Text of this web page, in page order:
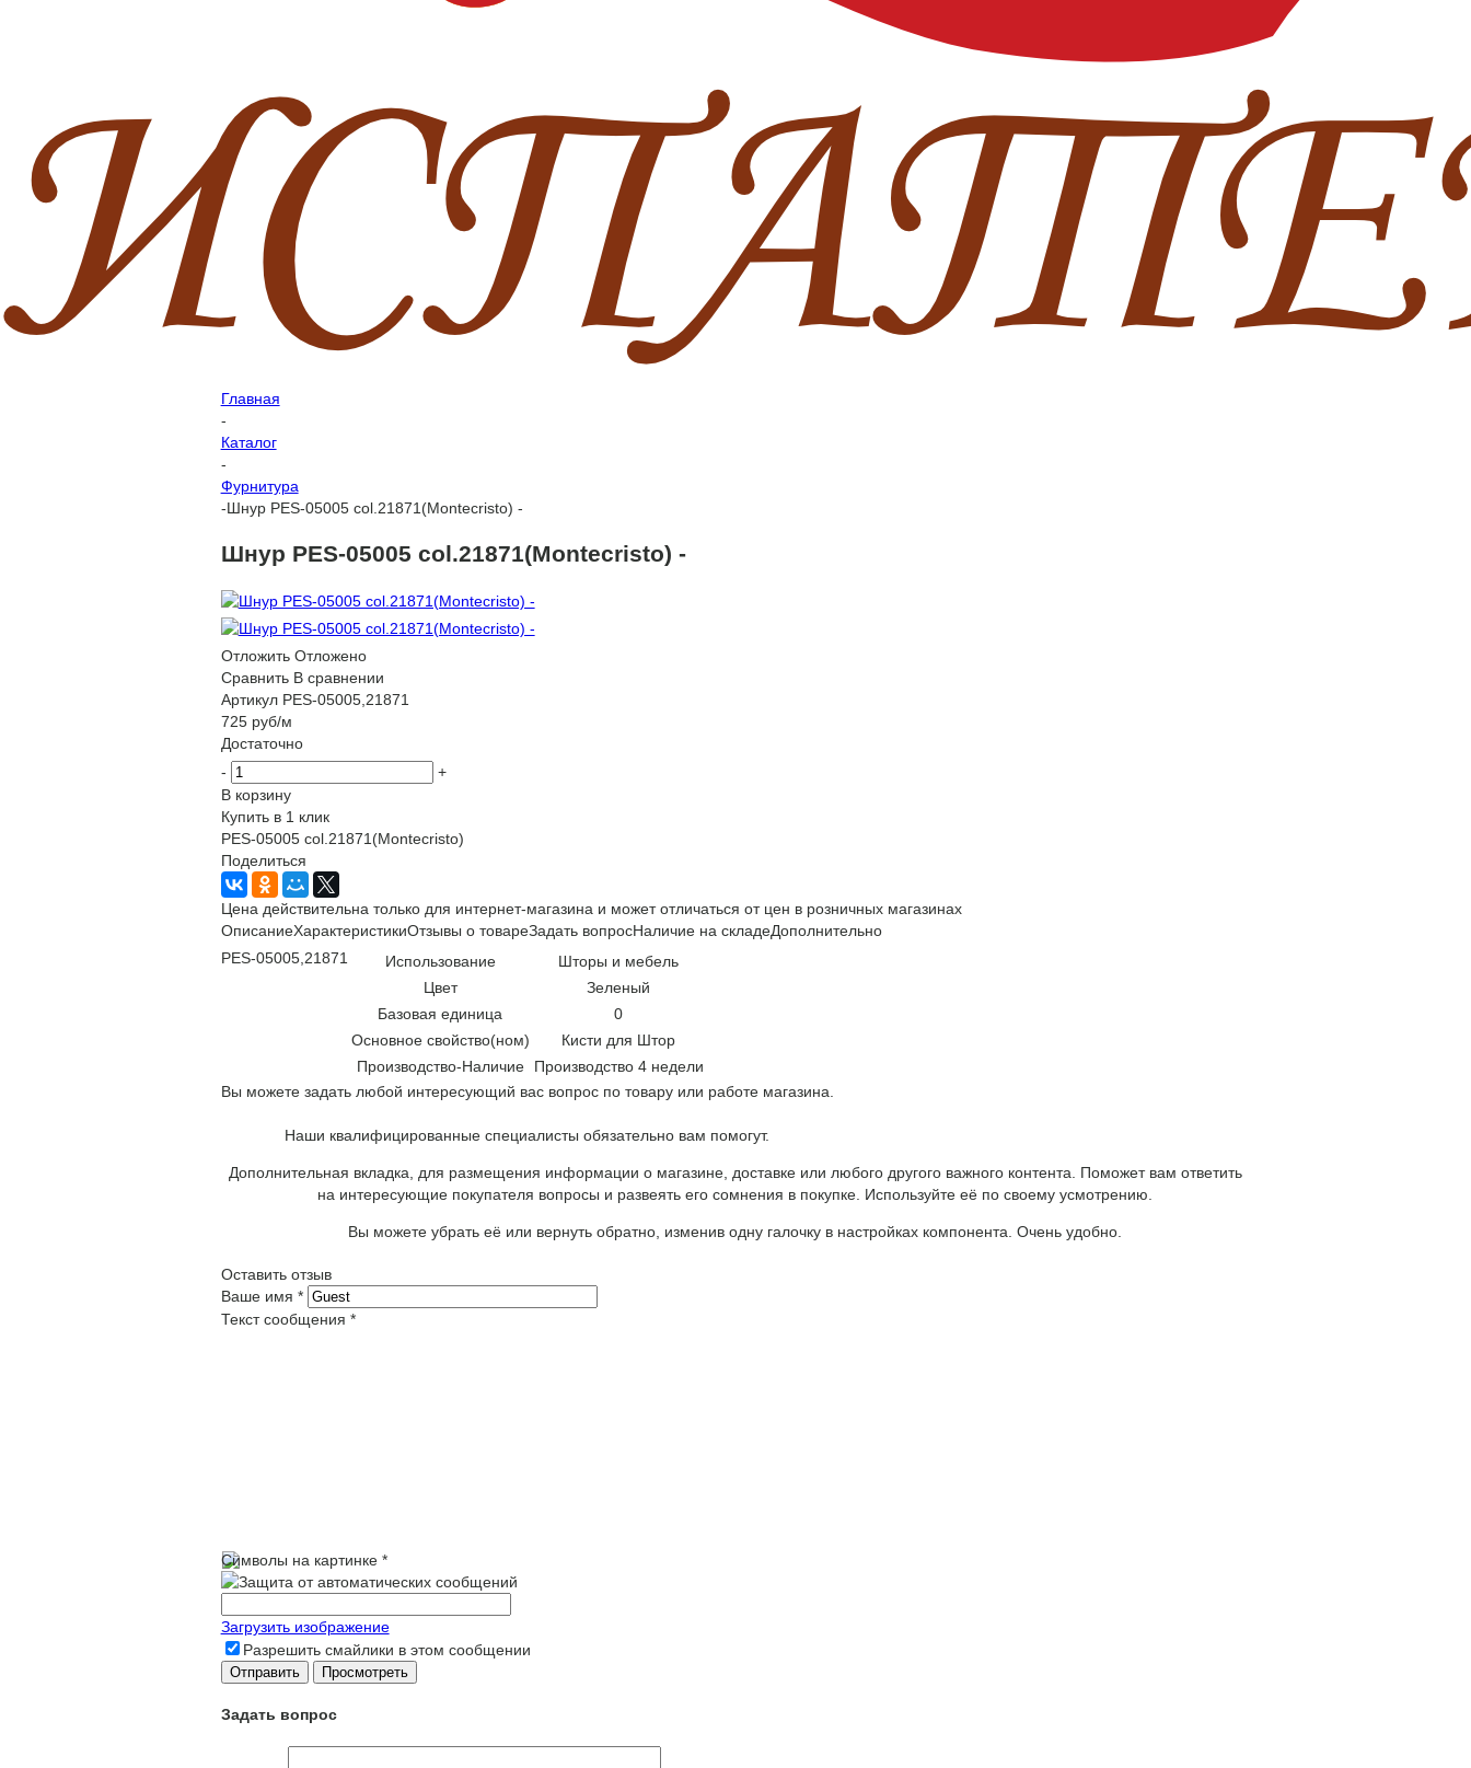
Главная
-
Каталог
-
Фурнитура
-Шнур PES-05005 col.21871(Montecristo) -
Шнур PES-05005 col.21871(Montecristo) -
Отложить Отложено
Сравнить В сравнении
Артикул PES-05005,21871
725руб/м
Достаточно
-
+
В корзину
Купить в 1 клик
PES-05005 col.21871(Montecristo)
Поделиться
Цена действительна только для интернет-магазина и может отличаться от цен в розничных магазинах
ОписаниеХарактеристикиОтзывы о товареЗадать вопросНаличие на складеДополнительно
PES-05005,21871
Использование
Шторы и мебель
Цвет
Зеленый
Базовая единица
0
Основное свойство(ном)
Кисти для Штор
Производство-Наличие
Производство 4 недели
Вы можете задать любой интересующий вас вопрос по товару или работе магазина.
Наши квалифицированные специалисты обязательно вам помогут.
Дополнительная вкладка, для размещения информации о магазине, доставке или любого другого важного контента. Поможет вам ответить
на интересующие покупателя вопросы и развеять его сомнения в покупке. Используйте её по своему усмотрению.
Вы можете убрать её или вернуть обратно, изменив одну галочку в настройках компонента. Очень удобно.
Оставить отзыв
Ваше имя *
Текст сообщения *
Символы на картинке*
Загрузить изображение
Разрешить смайлики в этом сообщении
Задать вопрос